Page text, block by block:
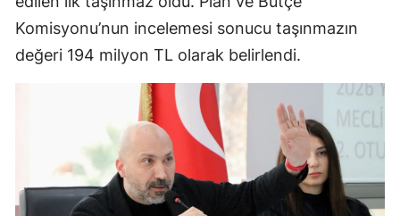
Komisyonu’nun incelemesi sonucu taşınmazın
değeri 194 milyon TL olarak belirlendi.